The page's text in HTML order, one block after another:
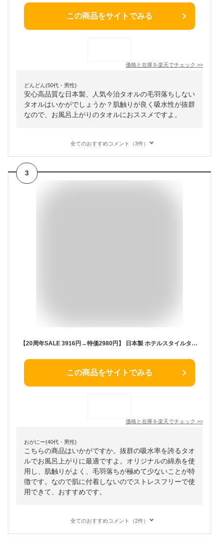
この商品をサイトでみる
価格と在庫を楽天でチェック >>
どんどん(50代・男性)
安心高品質な日本製、人気今治タオルの毛羽落ちしない
タオルはいかがでしょうか？肌触りが良く吸水性が抜群
なので、お風呂上がりのタオルにおススメですよ。
全てのおすすめコメント（3件）
3
【20周年SALE 3916円→特価2980円】 日本製 ホテルスタイルタオル ビッグフェイスタオル 4枚同色セット 【圧縮】 楽天1位受賞 / 約40×100cm タオル フェイスタオル 小さめ バスタオル 厚手 セット SALE バーゲン 送料無料
この商品をサイトでみる
価格と在庫を楽天でチェック >>
おがにー(40代・男性)
こちらの商品はいかがですか。抜群の吸水率を誇るタオ
ルでお風呂上がりに最適ですよ。オリジナルの綿糸を使
用し、肌触りがよく、毛羽落ちが極めて少ないことが特
徴です。なので肌に付着しないのでストレスフリーで使
用できて、おすすめです。
全てのおすすめコメント（2件）